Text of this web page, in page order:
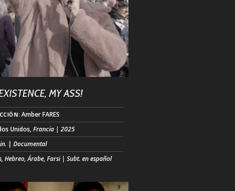
MY ASS!
Amber FARES
Unidos, Francia | 2025
|Documental
Hebreo, Árabe, Farsi | Subt. en español
perfecto del proceso de paz entre
y Palestina antes de dar un giro radical